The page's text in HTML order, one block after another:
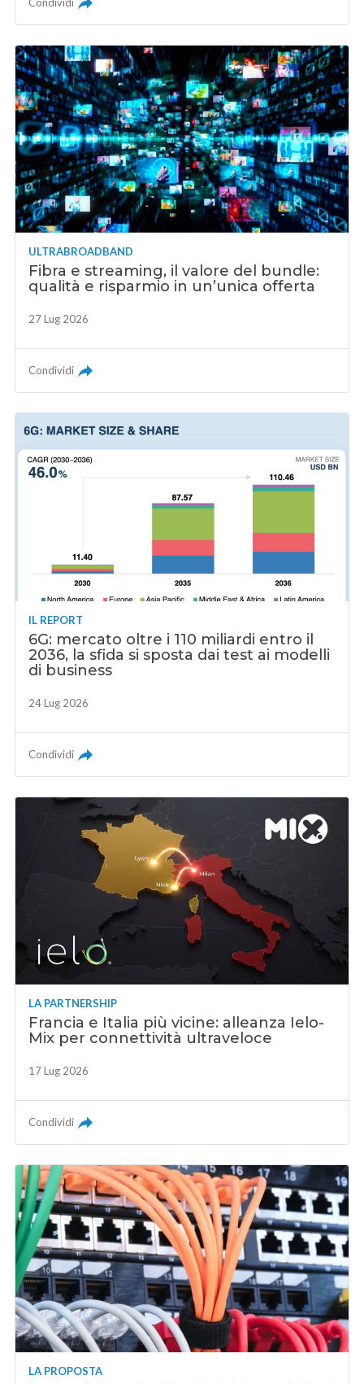
Condividi
ULTRABROADBAND
Fibra e streaming, il valore del bundle:
qualità e risparmio in un’unica offerta
27 Lug 2026
Condividi
IL REPORT
6G: mercato oltre i 110 miliardi entro il
2036, la sfida si sposta dai test ai modelli
di business
24 Lug 2026
Condividi
LA PARTNERSHIP
Francia e Italia più vicine: alleanza Ielo-
Mix per connettività ultraveloce
17 Lug 2026
Condividi
LA PROPOSTA